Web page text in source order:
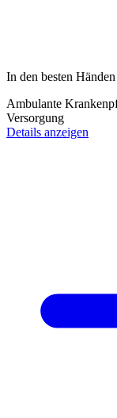
In den besten
Ambulante
Versorgung
Details anzeigen